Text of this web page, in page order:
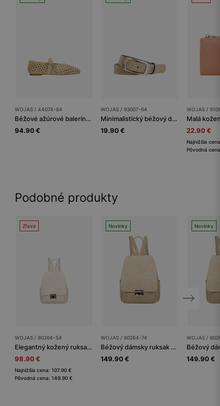
WOJAS / 44074-64
Béžové ažúrové balerínky so zlatými nitmi
94.90 €
WOJAS / 93007-64
Minimalistický béžový dámsky opasok z velúrovej kože
19.90 €
WOJAS /
22.90 €
Najnižšia
Pôvodná
Podobné produkty
Zľava
WOJAS / 80264-54
Elegantný kožený ruksak v neutrálnej béžovej farbe
98.90 €
Najnižšia cena: 107.90 €
Pôvodná cena: 149.90 €
Novinky
WOJAS / 80264-74
Béžový dámsky ruksak z kombinovaných koží
149.90 €
Novinky
WOJAS /
149.90 €